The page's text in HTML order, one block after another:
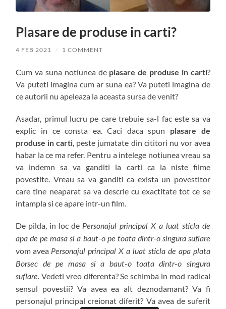
Plasare de produse in carti?
4 FEB 2021 / 1 COMMENT
Cum va suna notiunea de plasare de produse in carti?
Va puteti imagina cum ar suna ea? Va puteti imagina de
ce autorii nu apeleaza la aceasta sursa de venit?
Asadar, primul lucru pe care trebuie sa-l fac este sa va
explic in ce consta ea. Caci daca spun plasare de
produse in carti, peste jumatate din cititori nu vor avea
habar la ce ma refer. Pentru a intelege notiunea vreau sa
va indemn sa va ganditi la carti ca la niste filme
povestite. Vreau sa va ganditi ca exista un povestitor
care tine neaparat sa va descrie cu exactitate tot ce se
intampla si ce apare intr-un film.
De pilda, in loc de Personajul principal X a luat sticla de
apa de pe masa si a baut-o pe toata dintr-o singura suflare
vom avea Personajul principal X a luat sticla de apa plata
Borsec de pe masa si a baut-o toata dintr-o singura
suflare. Vedeti vreo diferenta? Se schimba in mod radical
sensul povestii? Va avea ea alt deznodamant? Va fi
personajul principal creionat diferit? Va avea de suferit